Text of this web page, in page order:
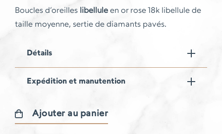
Boucles d’oreilles libellule en or rose 18k libellule de
taille moyenne, sertie de diamants pavés.
Détails
Expédition et manutention
quantité
Ajouter au panier